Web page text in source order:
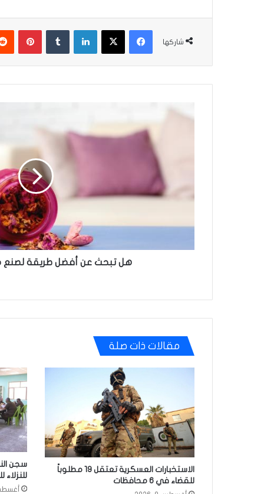
شاركها
فيسبوك
‫X لينكدإن
تبحث
طبيعي؟
هل تبحث عن أفضل طريقة
مقالات ذات صلة
الاستخبارات العسكرية تعتقل 19 مطلوباً
للقضاء في 6 محافظات
أغسطس 8,